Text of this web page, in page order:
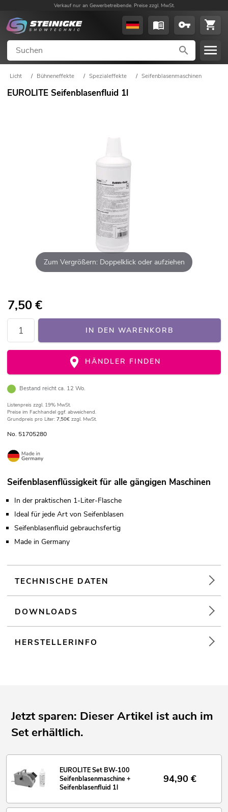
Verkauf nur an Gewerbetreibende. Preise zzgl. MwSt.
Licht / Bühneneffekte / Spezialeffekte / Seifenblasenmaschinen
EUROLITE Seifenblasenfluid 1l
Zum Vergrößern: Doppelklick oder aufziehen
7,50€
IN DEN WARENKORB
HÄNDLER FINDEN
Bestand reicht ca. 12 Wo.
Listenpreis zzgl. 19% MwSt.
Preise im Fachhandel ggf. abweichend.
Grundpreis pro Liter: 7,50€ zzgl. MwSt.
No. 51705280
Seifenblasenflüssigkeit für alle gängigen Maschinen
In der praktischen 1-Liter-Flasche
Ideal für jede Art von Seifenblasen
Seifenblasenfluid gebrauchsfertig
Made in Germany
TECHNISCHE DATEN
DOWNLOADS
HERSTELLERINFO
Jetzt sparen: Dieser Artikel ist auch im
Set erhältlich.
EUROLITE Set BW-100
Seifenblasenmaschine +
Seifenblasenfluid 1l
94,90 €